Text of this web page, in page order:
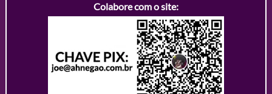
Colabore com o site: